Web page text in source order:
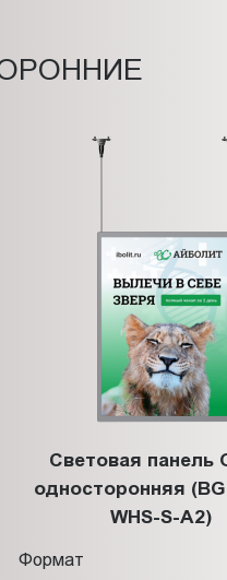
Световая панель
односторонняя
WHS-S-A2)
Формат